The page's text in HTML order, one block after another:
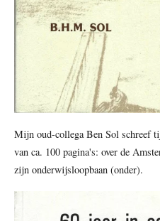
Mijn oud-collega Ben Sol schreef
van ca. 100 pagina's: over de
zijn onderwijsloopbaan (onder).